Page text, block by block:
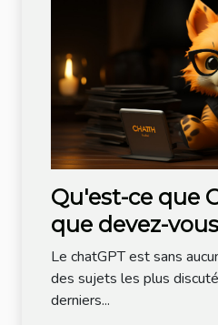
Qu'est-ce que
que devez-
sujet ?
Le chatGPT est sans
des sujets les plus
derniers...